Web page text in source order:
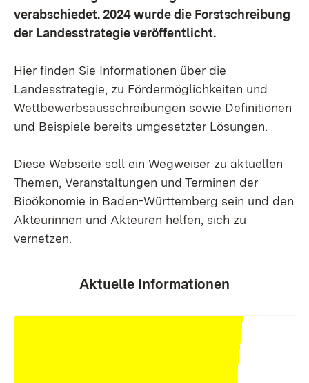
verabschiedet. 2024 wurde die Forstschreibung
der Landesstrategie veröffentlicht.
Hier finden Sie Informationen über die
Landesstrategie, zu Fördermöglichkeiten und
Wettbewerbsausschreibungen sowie Definitionen
und Beispiele bereits umgesetzter Lösungen.
Diese Webseite soll ein Wegweiser zu aktuellen
Themen, Veranstaltungen und Terminen der
Bioökonomie in Baden-Württemberg sein und den
Akteurinnen und Akteuren helfen, sich zu
vernetzen.
Aktuelle Informationen